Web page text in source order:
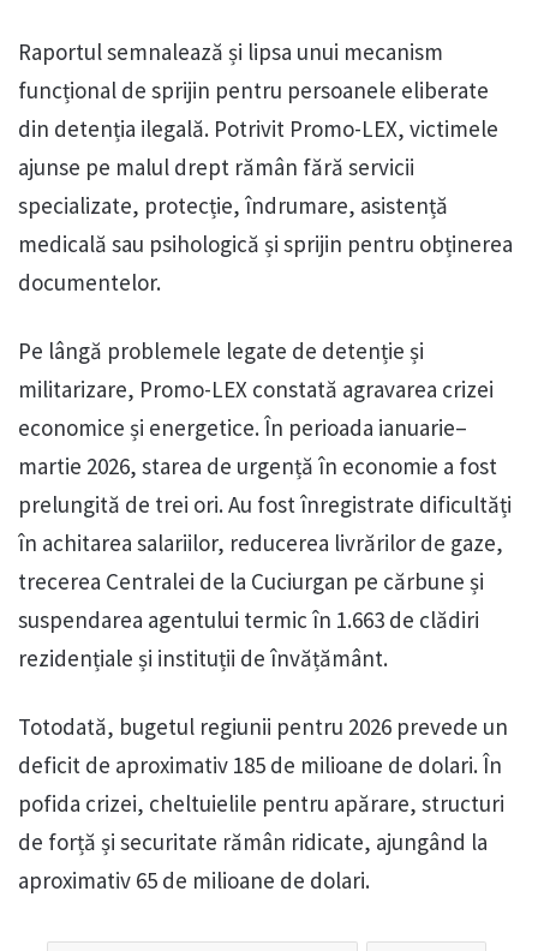
Raportul semnalează și lipsa unui mecanism
funcțional de sprijin pentru persoanele eliberate
din detenția ilegală. Potrivit Promo-LEX, victimele
ajunse pe malul drept rămân fără servicii
specializate, protecție, îndrumare, asistență
medicală sau psihologică și sprijin pentru obținerea
documentelor.
Pe lângă problemele legate de detenție și
militarizare, Promo-LEX constată agravarea crizei
economice și energetice. În perioada ianuarie–
martie 2026, starea de urgență în economie a fost
prelungită de trei ori. Au fost înregistrate dificultăți
în achitarea salariilor, reducerea livrărilor de gaze,
trecerea Centralei de la Cuciurgan pe cărbune și
suspendarea agentului termic în 1.663 de clădiri
rezidențiale și instituții de învățământ.
Totodată, bugetul regiunii pentru 2026 prevede un
deficit de aproximativ 185 de milioane de dolari. În
pofida crizei, cheltuielile pentru apărare, structuri
de forță și securitate rămân ridicate, ajungând la
aproximativ 65 de milioane de dolari.